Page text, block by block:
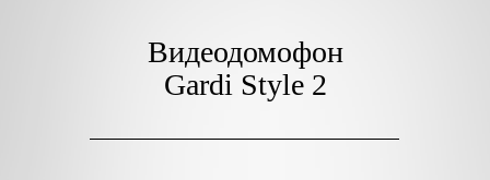
Видеодомофон
Gardi Style 2